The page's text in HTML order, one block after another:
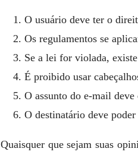
O usuário deve ter o
Os regulamentos se
Se a lei for violada,
É proibido usar
O assunto do e-mail deve
O destinatário deve
Quaisquer que sejam suas